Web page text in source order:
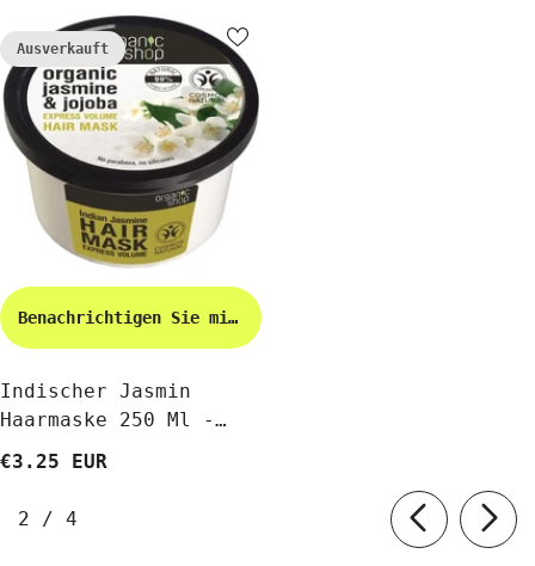
Ausverkauft
Benachrichtigen Sie mich
Indischer Jasmin
Haarmaske 250 Ml -
BIO SHOP
€3.25 EUR
2 / von
4